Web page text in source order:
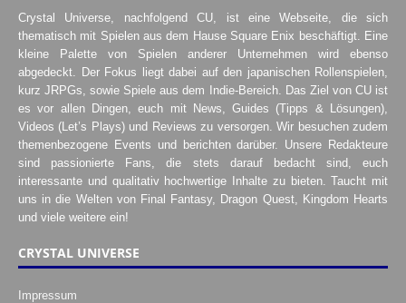
Crystal Universe, nachfolgend CU, ist eine Webseite, die sich
thematisch mit Spielen aus dem Hause Square Enix beschäftigt. Eine
kleine Palette von Spielen anderer Unternehmen wird ebenso
abgedeckt. Der Fokus liegt dabei auf den japanischen Rollenspielen,
kurz JRPGs, sowie Spiele aus dem Indie-Bereich. Das Ziel von CU ist
es vor allen Dingen, euch mit News, Guides (Tipps & Lösungen),
Videos (Let’s Plays) und Reviews zu versorgen. Wir besuchen zudem
themenbezogene Events und berichten darüber. Unsere Redakteure
sind passionierte Fans, die stets darauf bedacht sind, euch
interessante und qualitativ hochwertige Inhalte zu bieten. Taucht mit
uns in die Welten von Final Fantasy, Dragon Quest, Kingdom Hearts
und viele weitere ein!
CRYSTAL UNIVERSE
Impressum